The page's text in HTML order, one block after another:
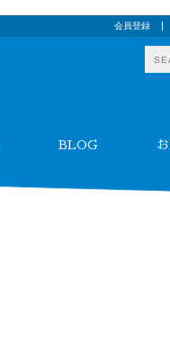
会員登録
BLOG